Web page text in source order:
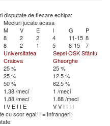
disputate de fiecare echipa:
Meciuri jucate acasa
M V E I G
P
8 2 2 4 11-15 8
8 2 1 5 8-15
7
Universitatea
Craiova
Sepsi OSK Sfântu
Gheorghe
25 %
25 %
25 %
12.5 %
50 %
62.5 %
1.38 /meci
1 /meci
1.88 /meci
1.88 /meci
I V E I I E VV I I I I
cu scor egal; I = Infrangeri;